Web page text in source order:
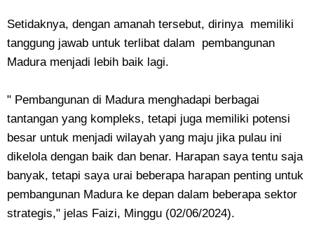
Setidaknya, dengan amanah tersebut, dirinya memiliki
tanggung jawab untuk terlibat dalam pembangunan
Madura menjadi lebih baik lagi.
" Pembangunan di Madura menghadapi berbagai
tantangan yang kompleks, tetapi juga memiliki potensi
besar untuk menjadi wilayah yang maju jika pulau ini
dikelola dengan baik dan benar. Harapan saya tentu saja
banyak, tetapi saya urai beberapa harapan penting untuk
pembangunan Madura ke depan dalam beberapa sektor
strategis," jelas Faizi, Minggu (02/06/2024).